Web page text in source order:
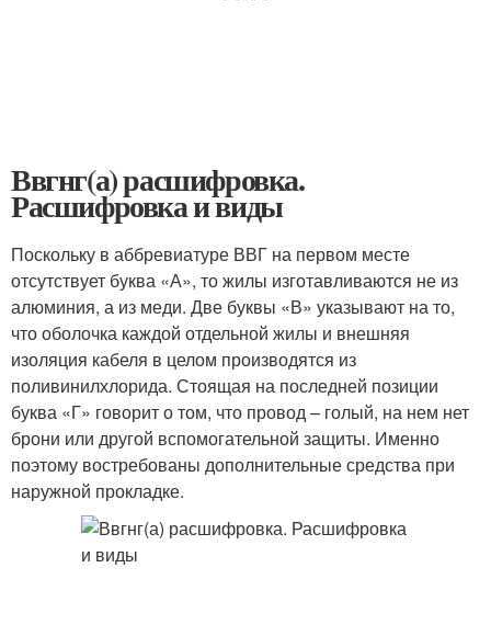
Ввгнг(а) расшифровка.
Расшифровка и виды
Поскольку в аббревиатуре ВВГ на первом месте
отсутствует буква «А», то жилы изготавливаются не из
алюминия, а из меди. Две буквы «В» указывают на то,
что оболочка каждой отдельной жилы и внешняя
изоляция кабеля в целом производятся из
поливинилхлорида. Стоящая на последней позиции
буква «Г» говорит о том, что провод – голый, на нем нет
брони или другой вспомогательной защиты. Именно
поэтому востребованы дополнительные средства при
наружной прокладке.